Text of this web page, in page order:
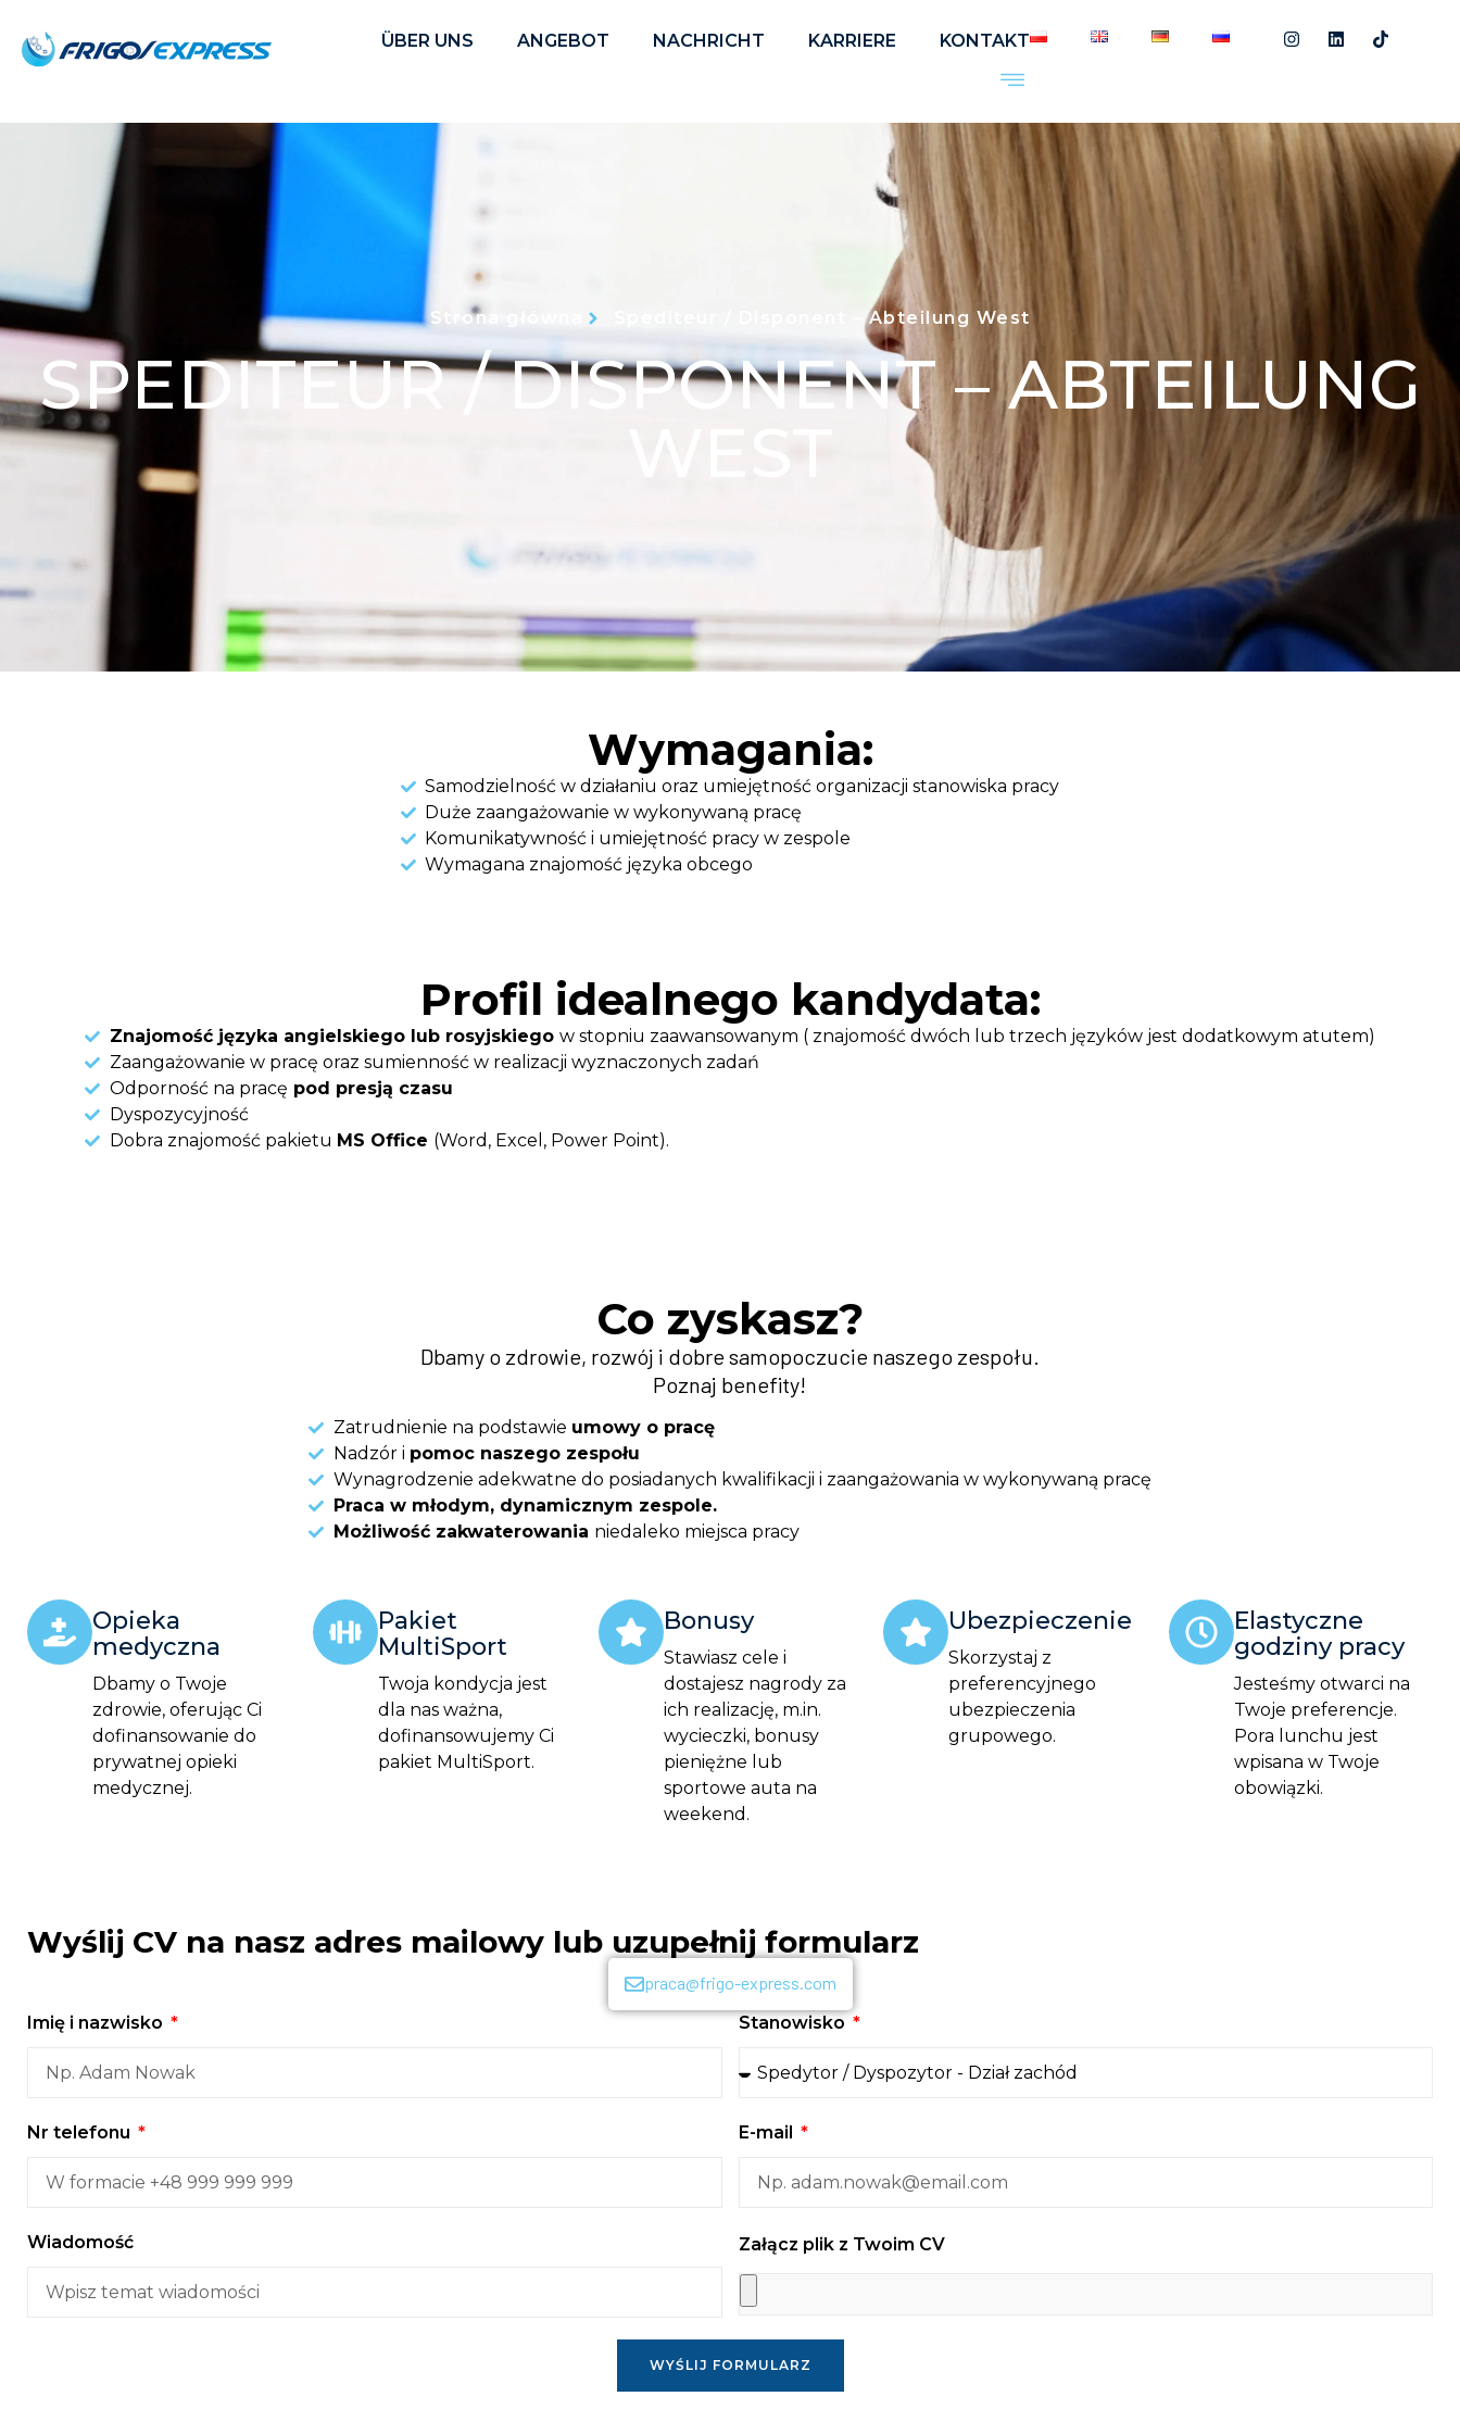
ÜBER UNS ANGEBOT NACHRICHT KARRIERE KONTAKT
Strona główna Spediteur / Disponent – Abteilung West
SPEDITEUR / DISPONENT – ABTEILUNG
WEST
Wymagania:
Samodzielność w działaniu oraz umiejętność organizacji stanowiska pracy
Duże zaangażowanie w wykonywaną pracę
Komunikatywność i umiejętność pracy w zespole
Wymagana znajomość języka obcego
Profil idealnego kandydata:​
Znajomość języka angielskiego lub rosyjskiego w stopniu zaawansowanym ( znajomość dwóch lub trzech języków jest dodatkowym atutem)
Zaangażowanie w pracę oraz sumienność w realizacji wyznaczonych zadań
Odporność na pracę pod presją czasu
Dyspozycyjność
Dobra znajomość pakietu MS Office (Word, Excel, Power Point).
Co zyskasz?
Dbamy o zdrowie, rozwój i dobre samopoczucie naszego zespołu.
Poznaj benefity!
Zatrudnienie na podstawie umowy o pracę
Nadzór i pomoc naszego zespołu
Wynagrodzenie adekwatne do posiadanych kwalifikacji i zaangażowania w wykonywaną pracę
Praca w młodym, dynamicznym zespole.
Możliwość zakwaterowania niedaleko miejsca pracy
Opieka
medyczna
Dbamy o Twoje
zdrowie, oferując Ci
dofinansowanie do
prywatnej opieki
medycznej.
Pakiet
MultiSport
Twoja kondycja jest
dla nas ważna,
dofinansowujemy Ci
pakiet MultiSport.
Bonusy
Stawiasz cele i
dostajesz nagrody za
ich realizację, m.in.
wycieczki, bonusy
pieniężne lub
sportowe auta na
weekend .
Ubezpieczenie
Skorzystaj z
preferencyjnego
ubezpieczenia
grupowego.
Elastyczne
godziny pracy
Jesteśmy otwarci na
Twoje preferencje.
Pora lunchu jest
wpisana w Twoje
obowiązki.
Wyślij CV na nasz adres mailowy lub uzupełnij formularz
praca@frigo-express.com
Imię i nazwisko
Stanowisko
Nr telefonu E-mail
Wiadomość Załącz plik z Twoim CV
WYŚLIJ FORMULARZ